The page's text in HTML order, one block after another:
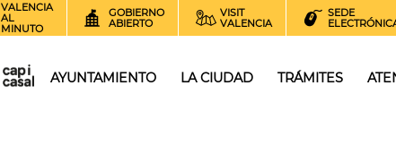
VALENCIA
AL
MINUTO
GOBIERNO
ABIERTO
VISIT
VALENCIA
SEDE
AYUNTAMIENTO LA CIUDAD TRÁMITES